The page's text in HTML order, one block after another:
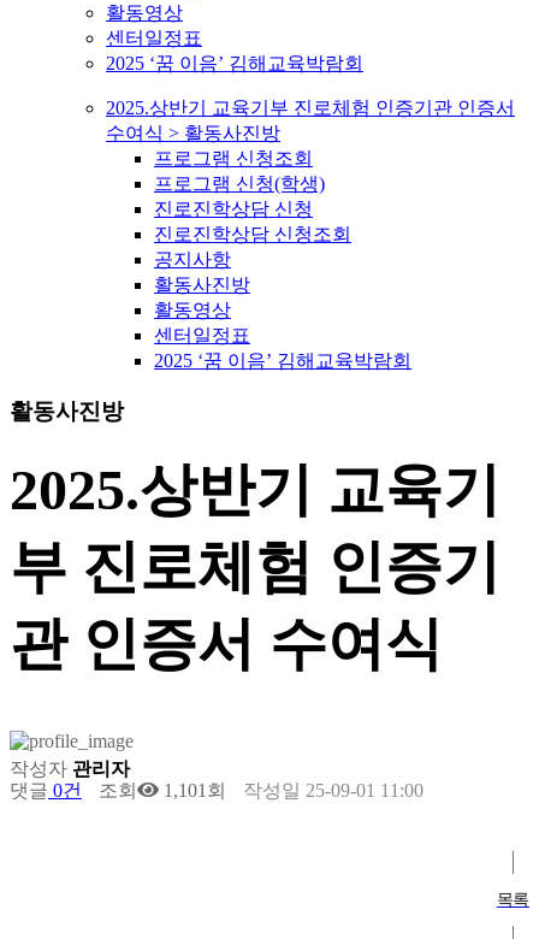
활동영상
센터일정표
2025 ‘꿈 이음’ 김해교육박람회
2025.상반기 교육기부 진로체험 인증기관 인증서
수여식 > 활동사진방
프로그램 신청조회
프로그램 신청(학생)
진로진학상담 신청
진로진학상담 신청조회
공지사항
활동사진방
활동영상
센터일정표
2025 ‘꿈 이음’ 김해교육박람회
활동사진방
2025.상반기 교육기
부 진로체험 인증기
관 인증서 수여식
작성자 관리자
댓글 0건 조회 1,101회 작성일 25-09-01 11:00
목록